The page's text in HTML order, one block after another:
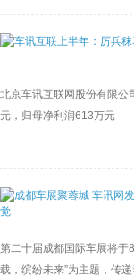
北京车讯互联网股份有限
元，归母净利润613万元
第二十届成都国际车展将于
载，缤纷未来”为主题，传